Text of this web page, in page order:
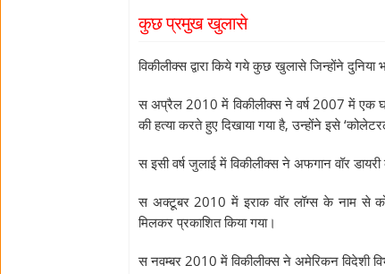
कुछ प्रमुख खुलासे
विकीलीक्स द्वारा किये गये कुछ खुलासे जिन्होंने
स अप्रैल 2010 में विकीलीक्स ने वर्ष 2007 में एक
की हत्या करते हुए दिखाया गया है, उन्होंने इसे
स इसी वर्ष जुलाई में विकीलीक्स ने अफगान वॉर
स अक्टूबर 2010 में इराक वॉर लॉग्स के नाम से
मिलकर प्रकाशित किया गया।
स नवम्बर 2010 में विकीलीक्स ने अमेरिकन विदेशी